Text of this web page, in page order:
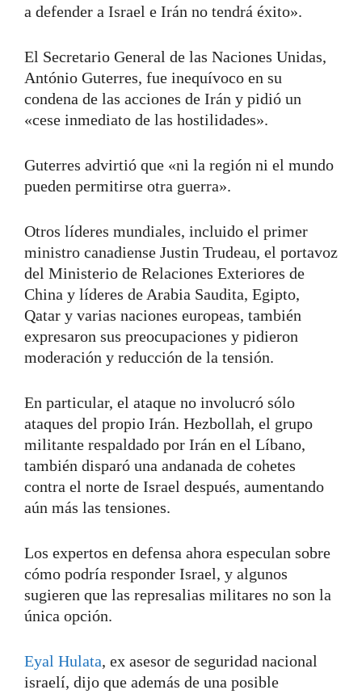
a defender a Israel e Irán no tendrá éxito».
El Secretario General de las Naciones Unidas,
António Guterres, fue inequívoco en su
condena de las acciones de Irán y pidió un
«cese inmediato de las hostilidades».
Guterres advirtió que «ni la región ni el mundo
pueden permitirse otra guerra».
Otros líderes mundiales, incluido el primer
ministro canadiense Justin Trudeau, el portavoz
del Ministerio de Relaciones Exteriores de
China y líderes de Arabia Saudita, Egipto,
Qatar y varias naciones europeas, también
expresaron sus preocupaciones y pidieron
moderación y reducción de la tensión.
En particular, el ataque no involucró sólo
ataques del propio Irán. Hezbollah, el grupo
militante respaldado por Irán en el Líbano,
también disparó una andanada de cohetes
contra el norte de Israel después, aumentando
aún más las tensiones.
Los expertos en defensa ahora especulan sobre
cómo podría responder Israel, y algunos
sugieren que las represalias militares no son la
única opción.
Eyal Hulata, ex asesor de seguridad nacional
israelí, dijo que además de una posible